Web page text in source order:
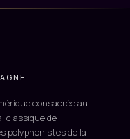
consacrée au
classique de
polyphonistes de la